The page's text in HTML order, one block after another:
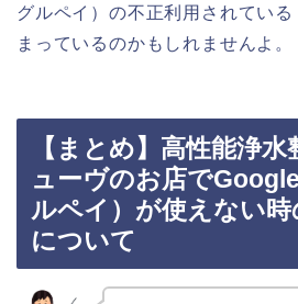
グルペイ）の不正利用されてい
まっているのかもしれませんよ。
【まとめ】高性能浄水
ューヴのお店で
ルペイ）が使えない時
について